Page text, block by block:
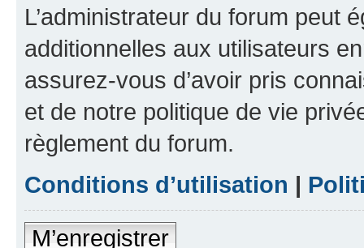
L’administrateur du forum peut
additionnelles aux utilisateurs
assurez-vous d’avoir pris
et de notre politique de vie
règlement du forum.
Conditions d’utilisation |
M’enregistrer